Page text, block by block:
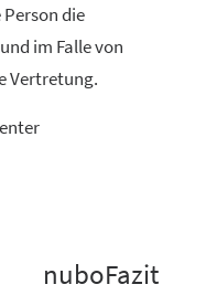
die
im Falle von
Vertretung.
nuboFazit